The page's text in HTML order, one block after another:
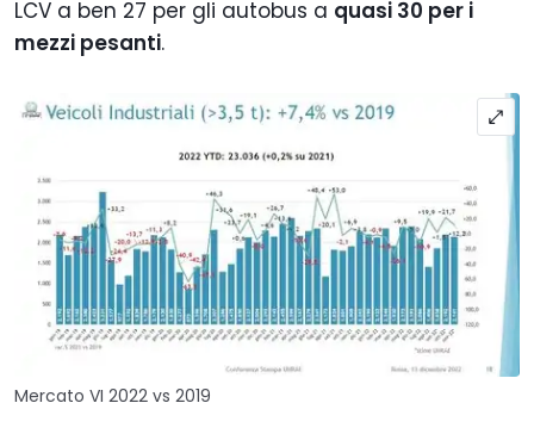
LCV a ben 27 per gli autobus a quasi 30 per i
mezzi pesanti.
Mercato VI 2022 vs 2019